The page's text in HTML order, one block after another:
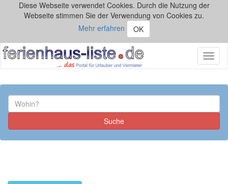
Diese Webseite verwendet Cookies. Durch die Nutzung der
Webseite stimmen Sie der Verwendung von Cookies zu.
Mehr erfahren
OK